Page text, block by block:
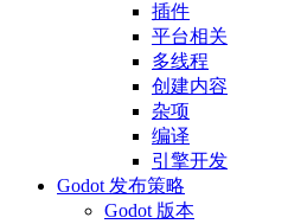
插件
平台相关
多线程
创建内容
杂项
编译
引擎开发
Godot 发布策略
Godot 版本